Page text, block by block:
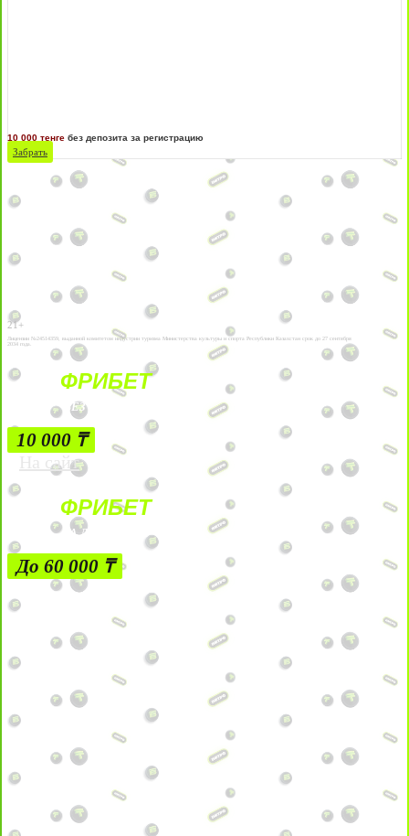
10 000 тенге без депозита за регистрацию
Забрать
21+
Лицензии №24514359, выданной комитетом индустрии туризма Министерства культуры и спорта Республики Казахстан срок до 27 сентября
2034 года.
ФРИБЕТ
БЕЗ УСЛОВИЙ
10 000 ₸
На сайт
ФРИБЕТ
ЗА ДЕПОЗИТЫ
До 60 000 ₸